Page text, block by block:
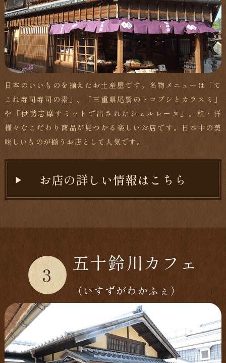
日本のいいものを揃えたお土産屋です。名物メニューは「て
こね寿司寿司の素」、「三重県尾鷲のトコブシとカラスミ」
や「伊勢志摩サミットで出されたシェルレーヌ」。和・洋
様々なこだわり商品が見つかる楽しいお店です。日本中の美
味しいものが揃うお店として人気です。
お店の詳しい情報はこちら
3
五十鈴川カフェ
（いすずがわかふぇ）